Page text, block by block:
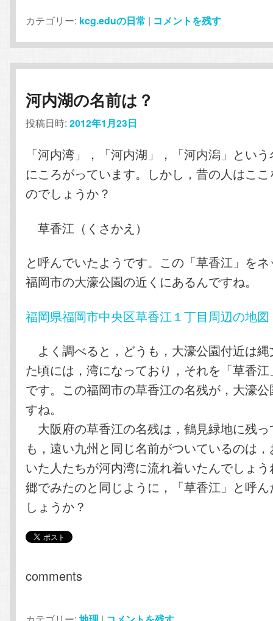
カテゴリー: kcg.eduの日常 | コメントを残す
河内湖の名前は？
投稿日時:2012年1月23日
「河内湾」，「河内湖」，「河内潟」とい
にころがっています。しかし，昔の人はこ
のでしょうか？
草香江（くさかえ）
と呼んでいたようです。この「草香江」を
福岡市の大濠公園の近くにあるんですね。
福岡県福岡市中央区草香江１丁目周辺の地
よく調べると，どうも，大濠公園付近は
た頃には，湾になっており，それを「草香
です。この福岡市の草香江の名残が，大濠
すね。
大阪府の草香江の名残は，鶴見緑地に残
も，遠い九州と同じ名前がついているのは
いた人たちが河内湾に流れ着いたんでしょ
郷でみたのと同じように，「草香江」と呼
しょうか？
comments